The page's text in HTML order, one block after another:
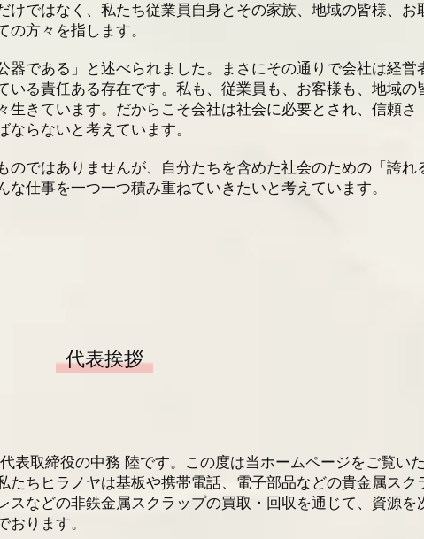
ではなく、私たち従業員自身とその家族、地域の皆様、お
方々を指します。
である」と述べられました。まさにその通りで会社は経営
いる責任ある存在です。私も、従業員も、お客様も、地域の
生きています。だからこそ会社は社会に必要とされ、信頼さ
らないと考えています。
ではありませんが、自分たちを含めた社会のための「誇れ
仕事を一つ一つ積み重ねていきたいと考えています。
代表挨拶
表取締役の中務 陸です。この度は当ホームページをご覧い
たちヒラノヤは基板や携帯電話、電子部品などの貴金属スク
スなどの非鉄金属スクラップの買取・回収を通じて、資源を
ります。